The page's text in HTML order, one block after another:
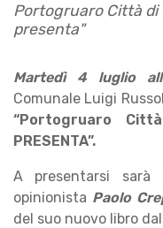
Portogruaro Città di
presenta"
Martedì 4 luglio
Comunale Luigi
“Portogruaro
PRESENTA”.
A presentarsi
opinionista Paolo
del suo nuovo libro